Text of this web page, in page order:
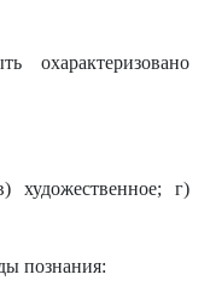
охарактеризовано
г)
познания: